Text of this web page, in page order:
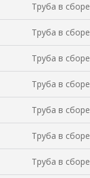
Труба в сборе
Труба в сборе
Труба в сборе
Труба в сборе
Труба в сборе
Труба в сборе
Труба в сборе